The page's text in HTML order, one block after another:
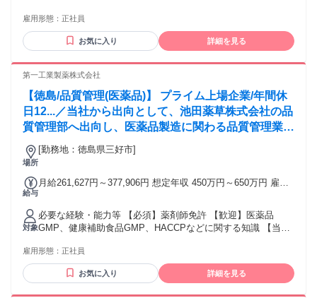
分）※前年度実績 昇給（前年度実績）: 年１回(1月あたり
法）: 15日締め・月末支払い 銀行振込
雇用形態： 正社員
お気に入り 詳細を見る
第一工業製薬株式会社
【徳島/品質管理(医薬品)】 プライム上場企業/年間休
日12...／当社から出向として、池田薬草株式会社の品
質管理部へ出向し、医薬品製造に関わる品質管理業務
をお任せします。具体的には、■医薬品製造における
責任者（製造管理者）■その他管理業務などです。
場所
[勤務地：徳島県三好市]
給与
月給261,627円～377,906円 想定年収 450万円～650万円 雇用
給￥261,627～￥377,906 基本給￥261,627～￥377,906を含む/
月 ■賞与実績:年2回(昨年度実績5.2ヵ月) 諸手当：通勤手当
（会社規定に基づき支給）、残業手当（残業時間に応じて別
途支給） 試用期間 有 期間：3ヶ月 備考：変更無
対象
必要な経験・能力等 【必須】薬剤師免許 【歓迎】医薬品
GMP、健康補助食品GMP、HACCPなどに関する知識 【当社
100％子会社です。 学歴・資格 学歴：大学院 大学 高専 短大
専修学校 高校 語学力： 資格：薬剤師
雇用形態： 正社員
お気に入り 詳細を見る